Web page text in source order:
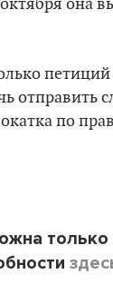
она
отправить
по
только